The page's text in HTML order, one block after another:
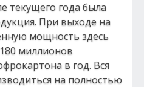
текущего года была
При выходе на
мощность здесь
миллионов
в год. Вся
на полностью